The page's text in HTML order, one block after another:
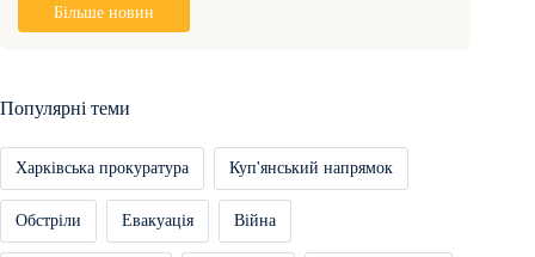
Більше новин
Популярні теми
Харківська прокуратура Куп'янський напрямок
Обстріли Евакуація Війна